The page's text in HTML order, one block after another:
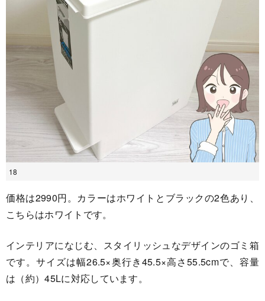
18
価格は2990円。カラーはホワイトとブラックの2色あり、
こちらはホワイトです。
インテリアになじむ、スタイリッシュなデザインのゴミ箱
です。サイズは幅26.5×奥行き45.5×高さ55.5cmで、容量
は（約）45Lに対応しています。